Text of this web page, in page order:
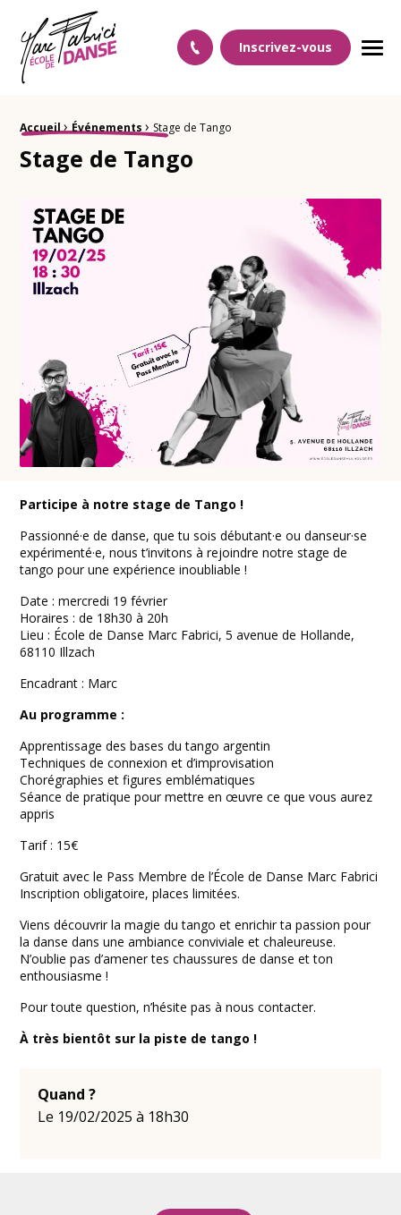
Ecole Danse Mulhouse Ecole de danse à Mulhouse
Inscrivez-vous
Fil d'Ariane :
Accueil›Événements › Stage de Tango
Stage de Tango
Participe à notre stage de Tango !
Passionné·e de danse, que tu sois débutant·e ou danseur·se
expérimenté·e, nous t’invitons à rejoindre notre stage de
tango pour une expérience inoubliable !
Date : mercredi 19 février
Horaires : de 18h30 à 20h
Lieu : École de Danse Marc Fabrici, 5 avenue de Hollande,
68110 Illzach
Encadrant : Marc
Au programme :
Apprentissage des bases du tango argentin
Techniques de connexion et d’improvisation
Chorégraphies et figures emblématiques
Séance de pratique pour mettre en œuvre ce que vous aurez
appris
Tarif : 15€
Gratuit avec le Pass Membre de l’École de Danse Marc Fabrici
Inscription obligatoire, places limitées.
Viens découvrir la magie du tango et enrichir ta passion pour
la danse dans une ambiance conviviale et chaleureuse.
N’oublie pas d’amener tes chaussures de danse et ton
enthousiasme !
Pour toute question, n’hésite pas à nous contacter.
À très bientôt sur la piste de tango !
Quand ?
Le 19/02/2025 à 18h30